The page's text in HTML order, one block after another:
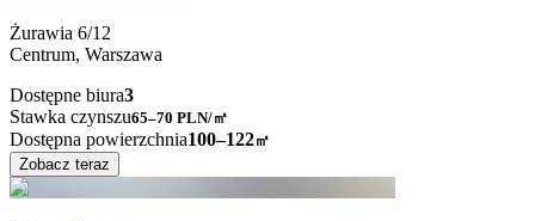
Żurawia 6/12
Centrum, Warszawa
Dostępne biura3
Stawka czynszu65–70 PLN/㎡
Dostępna powierzchnia100–122㎡
Zobacz teraz